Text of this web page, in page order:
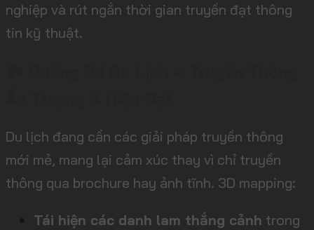
nghiệp và rút ngắn thời gian truyền đạt thông
tin kỹ thuật.
Du lịch đang cần các giải pháp truyền thông
mới mẻ, mang lại cảm xúc thay vì chỉ truyền
thông qua brochure hay ảnh tĩnh. 3D mapping:
Tái hiện các danh lam thắng cảnh trong